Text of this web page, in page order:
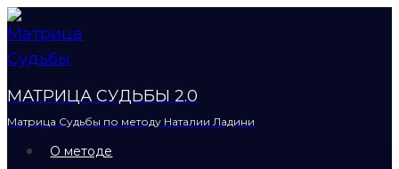
Перейти
к
содержимому
МАТРИЦА СУДЬБЫ 2.0
Матрица Судьбы по методу Наталии Ладини
О методе